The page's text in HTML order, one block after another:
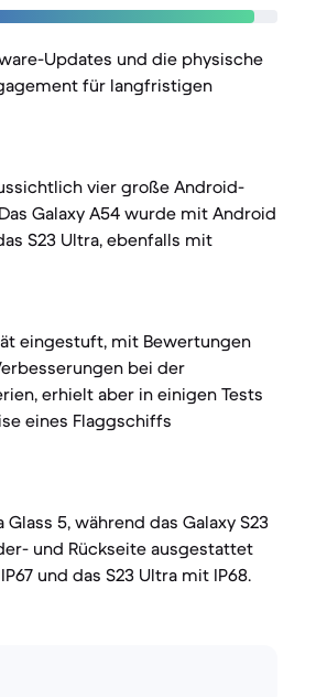
Updates und die physische
für langfristigen
vier große Android-
Galaxy A54 wurde mit Android
S23 Ultra, ebenfalls mit
eingestuft, mit Bewertungen
bei der
erhielt aber in einigen Tests
eines Flaggschiffs
5, während das Galaxy S23
und Rückseite ausgestattet
und das S23 Ultra mit IP68.